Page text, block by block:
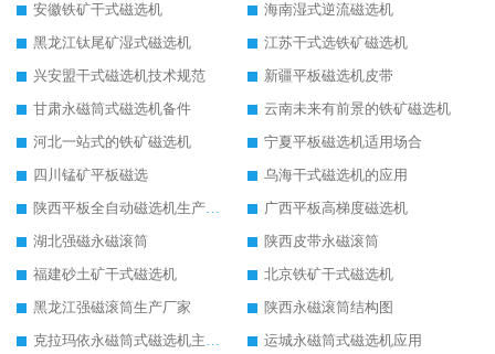
安徽铁矿干式磁选机
海南湿式逆流磁选机
黑龙江钛尾矿湿式磁选机
江苏干式选铁矿磁选机
兴安盟干式磁选机技术规范
新疆平板磁选机皮带
甘肃永磁筒式磁选机备件
云南未来有前景的铁矿磁选机
河北一站式的铁矿磁选机
宁夏平板磁选机适用场合
四川锰矿平板磁选
乌海干式磁选机的应用
陕西平板全自动磁选机生产厂家
广西平板高梯度磁选机
湖北强磁永磁滚筒
陕西皮带永磁滚筒
福建砂土矿干式磁选机
北京铁矿干式磁选机
黑龙江强磁滚筒生产厂家
陕西永磁滚筒结构图
克拉玛依永磁筒式磁选机主要技术参数
运城永磁筒式磁选机应用